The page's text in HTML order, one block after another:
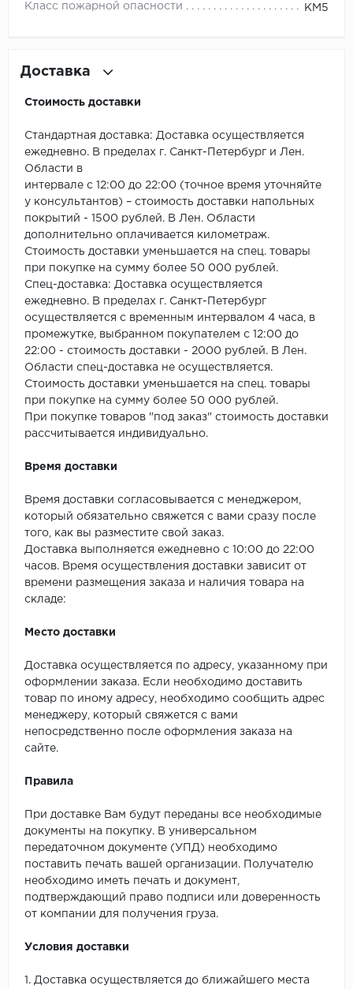
SPC Flooring
SPC Promo
SPC Stronghold
TANTO
Tarkett
Tulesna
Vinilam
Класс пожарной опасности КМ5
Доставка
Стоимость доставки
Стандартная доставка: Доставка осуществляется
ежедневно. В пределах г. Санкт-Петербург и Лен.
Области в
интервале с 12:00 до 22:00 (точное время уточняйте
у консультантов) – стоимость доставки напольных
покрытий - 1500 рублей. В Лен. Области
дополнительно оплачивается километраж.
Стоимость доставки уменьшается на спец. товары
при покупке на сумму более 50 000 рублей.
Спец-доставка: Доставка осуществляется
ежедневно. В пределах г. Санкт-Петербург
осуществляется с временным интервалом 4 часа, в
промежутке, выбранном покупателем с 12:00 до
22:00 - стоимость доставки - 2000 рублей. В Лен.
Области спец-доставка не осуществляется.
Стоимость доставки уменьшается на спец. товары
при покупке на сумму более 50 000 рублей.
При покупке товаров "под заказ" стоимость доставки
рассчитывается индивидуально.
Время доставки
Время доставки согласовывается с менеджером,
который обязательно свяжется с вами сразу после
того, как вы разместите свой заказ.
Доставка выполняется ежедневно с 10:00 до 22:00
часов. Время осуществления доставки зависит от
времени размещения заказа и наличия товара на
складе:
Место доставки
Доставка осуществляется по адресу, указанному при
оформлении заказа. Если необходимо доставить
товар по иному адресу, необходимо сообщить адрес
менеджеру, который свяжется с вами
непосредственно после оформления заказа на
сайте.
Правила
При доставке Вам будут переданы все необходимые
документы на покупку. В универсальном
передаточном документе (УПД) необходимо
поставить печать вашей организации. Получателю
необходимо иметь печать и документ,
подтверждающий право подписи или доверенность
от компании для получения груза.
Условия доставки
1. Доставка осуществляется до ближайшего места